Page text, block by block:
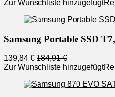
Zur Wunschliste hinzugefügt
Samsung Portable SSD
139,84 € 184,91 €
Zur Wunschliste hinzugefügt